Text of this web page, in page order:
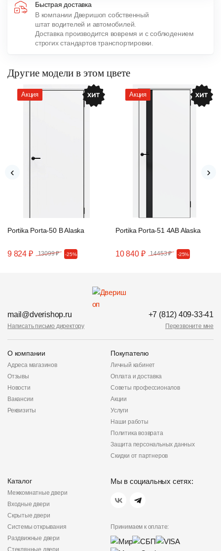
Быстрая доставка
В компании Дверишоп собственный
штат водителей и автомобилей.
Доставка производится вовремя и с соблюдением
строгих стандартов транспортировки.
Другие модели в этом цвете
Акция
Portika Porta-50 B Alaska
9 824 ₽ 13099 ₽ -25%
Акция
Portika Porta-51 4AB Alaska
10 840 ₽ 14453 ₽ -25%
‹ ›
mail@dverishop.ru
Написать письмо директору
+7 (812) 409-33-41
Перезвоните мне
О компании
Адреса магазинов
Отзывы
Новости
Вакансии
Реквизиты
Покупателю
Личный кабинет
Оплата и доставка
Советы профессионалов
Акции
Услуги
Наши работы
Политика возврата
Защита персональных данных
Скидки от партнеров
Каталог
Межкомнатные двери
Входные двери
Скрытые двери
Системы открывания
Раздвижные двери
Мы в социальных сетях:
Принимаем к оплате: